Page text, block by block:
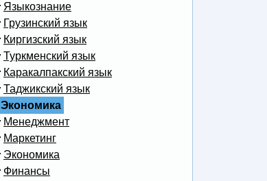
Языкознание
Грузинский язык
Киргизский язык
Туркменский язык
Каракалпакский язык
Таджикский язык
Экономика
Менеджмент
Маркетинг
Экономика
Финансы